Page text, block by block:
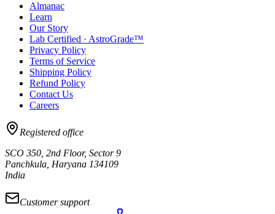
Almanac
Learn
Our Story
Lab Certified · AstroGrade™
Privacy Policy
Terms of Service
Shipping Policy
Refund Policy
Contact Us
Careers
Registered office
SCO 350, 2nd Floor, Sector 9
Panchkula, Haryana 134109
India
Customer support